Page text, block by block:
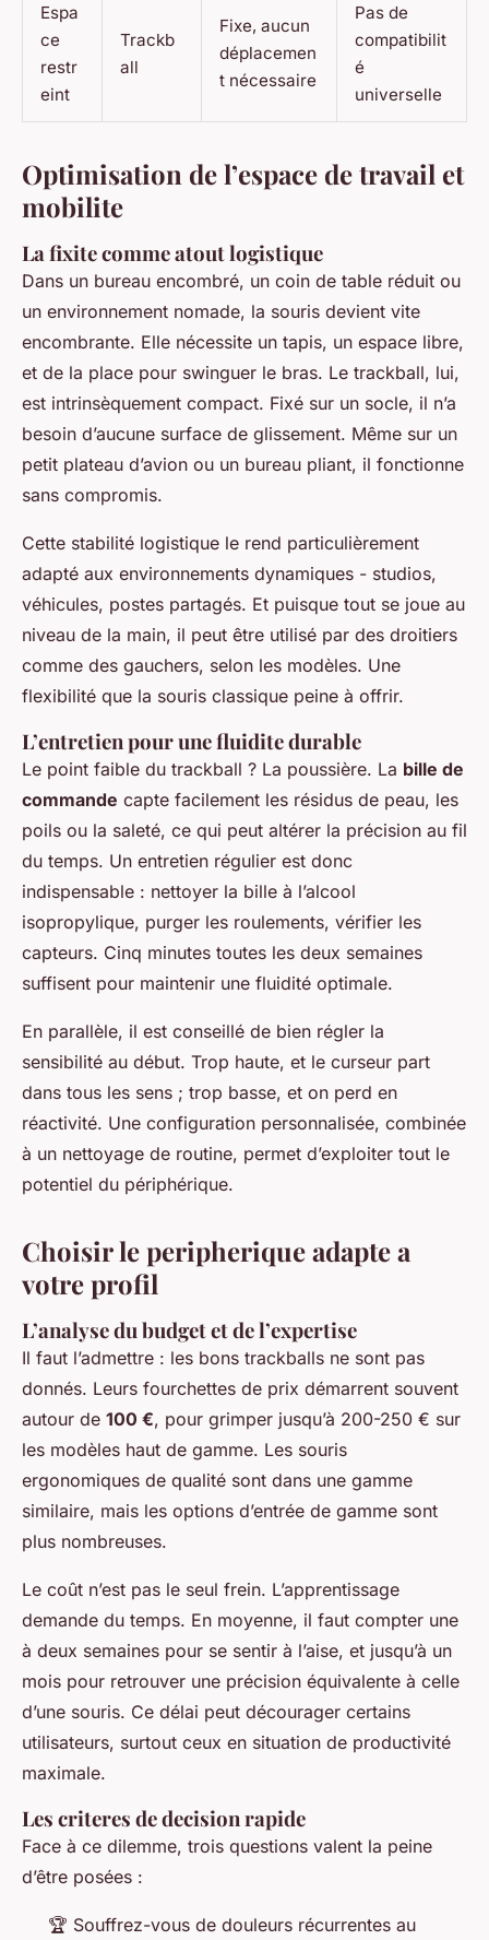
Espa
ce
restr
eint
Trackb
all
Fixe, aucun
déplacemen
t nécessaire
Pas de
compatibilit
é
universelle
Optimisation de l’espace de travail et
mobilite
La fixite comme atout logistique
Dans un bureau encombré, un coin de table réduit ou
un environnement nomade, la souris devient vite
encombrante. Elle nécessite un tapis, un espace libre,
et de la place pour swinguer le bras. Le trackball, lui,
est intrinsèquement compact. Fixé sur un socle, il n’a
besoin d’aucune surface de glissement. Même sur un
petit plateau d’avion ou un bureau pliant, il fonctionne
sans compromis.
Cette stabilité logistique le rend particulièrement
adapté aux environnements dynamiques - studios,
véhicules, postes partagés. Et puisque tout se joue au
niveau de la main, il peut être utilisé par des droitiers
comme des gauchers, selon les modèles. Une
flexibilité que la souris classique peine à offrir.
L’entretien pour une fluidite durable
Le point faible du trackball ? La poussière. La bille de
commande capte facilement les résidus de peau, les
poils ou la saleté, ce qui peut altérer la précision au fil
du temps. Un entretien régulier est donc
indispensable : nettoyer la bille à l’alcool
isopropylique, purger les roulements, vérifier les
capteurs. Cinq minutes toutes les deux semaines
suffisent pour maintenir une fluidité optimale.
En parallèle, il est conseillé de bien régler la
sensibilité au début. Trop haute, et le curseur part
dans tous les sens ; trop basse, et on perd en
réactivité. Une configuration personnalisée, combinée
à un nettoyage de routine, permet d’exploiter tout le
potentiel du périphérique.
Choisir le peripherique adapte a
votre profil
L’analyse du budget et de l’expertise
Il faut l’admettre : les bons trackballs ne sont pas
donnés. Leurs fourchettes de prix démarrent souvent
autour de 100 €, pour grimper jusqu’à 200-250 € sur
les modèles haut de gamme. Les souris
ergonomiques de qualité sont dans une gamme
similaire, mais les options d’entrée de gamme sont
plus nombreuses.
Le coût n’est pas le seul frein. L’apprentissage
demande du temps. En moyenne, il faut compter une
à deux semaines pour se sentir à l’aise, et jusqu’à un
mois pour retrouver une précision équivalente à celle
d’une souris. Ce délai peut décourager certains
utilisateurs, surtout ceux en situation de productivité
maximale.
Les criteres de decision rapide
Face à ce dilemme, trois questions valent la peine
d’être posées :
🏆 Souffrez-vous de douleurs récurrentes au